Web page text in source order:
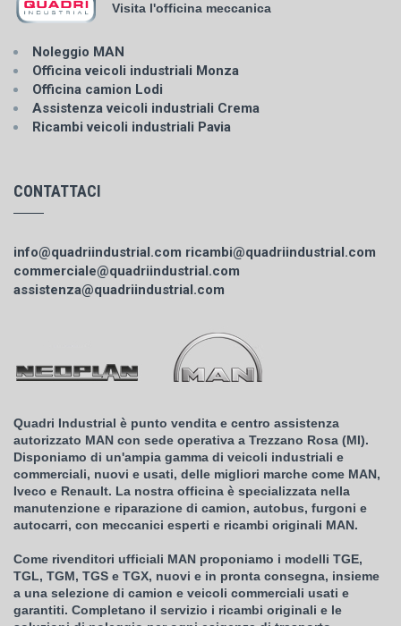
Visita l'officina meccanica
Noleggio MAN
Officina veicoli industriali Monza
Officina camion Lodi
Assistenza veicoli industriali Crema
Ricambi veicoli industriali Pavia
CONTATTACI
info@quadriindustrial.com ricambi@quadriindustrial.com
commerciale@quadriindustrial.com
assistenza@quadriindustrial.com
Quadri Industrial è punto vendita e centro assistenza
autorizzato MAN con sede operativa a Trezzano Rosa (MI).
Disponiamo di un'ampia gamma di veicoli industriali e
commerciali, nuovi e usati, delle migliori marche come MAN,
Iveco e Renault. La nostra officina è specializzata nella
manutenzione e riparazione di camion, autobus, furgoni e
autocarri, con meccanici esperti e ricambi originali MAN.
Come rivenditori ufficiali MAN proponiamo i modelli TGE,
TGL, TGM, TGS e TGX, nuovi e in pronta consegna, insieme
a una selezione di camion e veicoli commerciali usati e
garantiti. Completano il servizio i ricambi originali e le